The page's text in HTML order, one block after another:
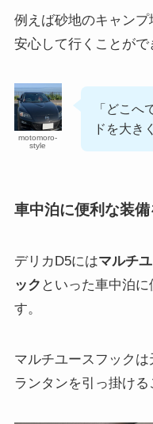
例えば砂地のキャン
安心して行くことがで
motomoro-
style
「どこへ
ドを大き
車中泊に便利な装
デリカD5にはマルチ
ック といった車中泊
す。
マルチユースフックは
ランタンを引っ掛ける